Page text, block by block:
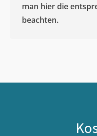
man hier die
beachten.